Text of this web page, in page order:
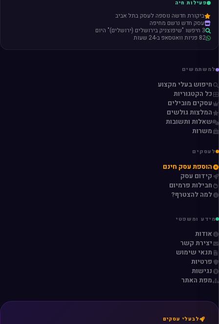
פעילות חיה
ביקורת חדשה נוספה לעסק בתל אביב
עסק חדש נרשם מחיפה
3 חיפשו "שיפוצניק בירושלים (ירושלים)" היום
82 פניות וואטסאפ ב-24 שעות
למשתמשים
חיפוש בעלי מקצוע
כל הקטגוריות
עסקים מובילים
המלצות גולשים
שאלות ותשובות
משרות
לעסקים
הוספת עסק חינם
קידום עסק
חבילות פרמיום
למה להצטרף?
מידע ומשפטי
אודות
יצירת קשר
תנאי שימוש
פרטיות
נגישות
מפת האתר
לבעלי עסקים